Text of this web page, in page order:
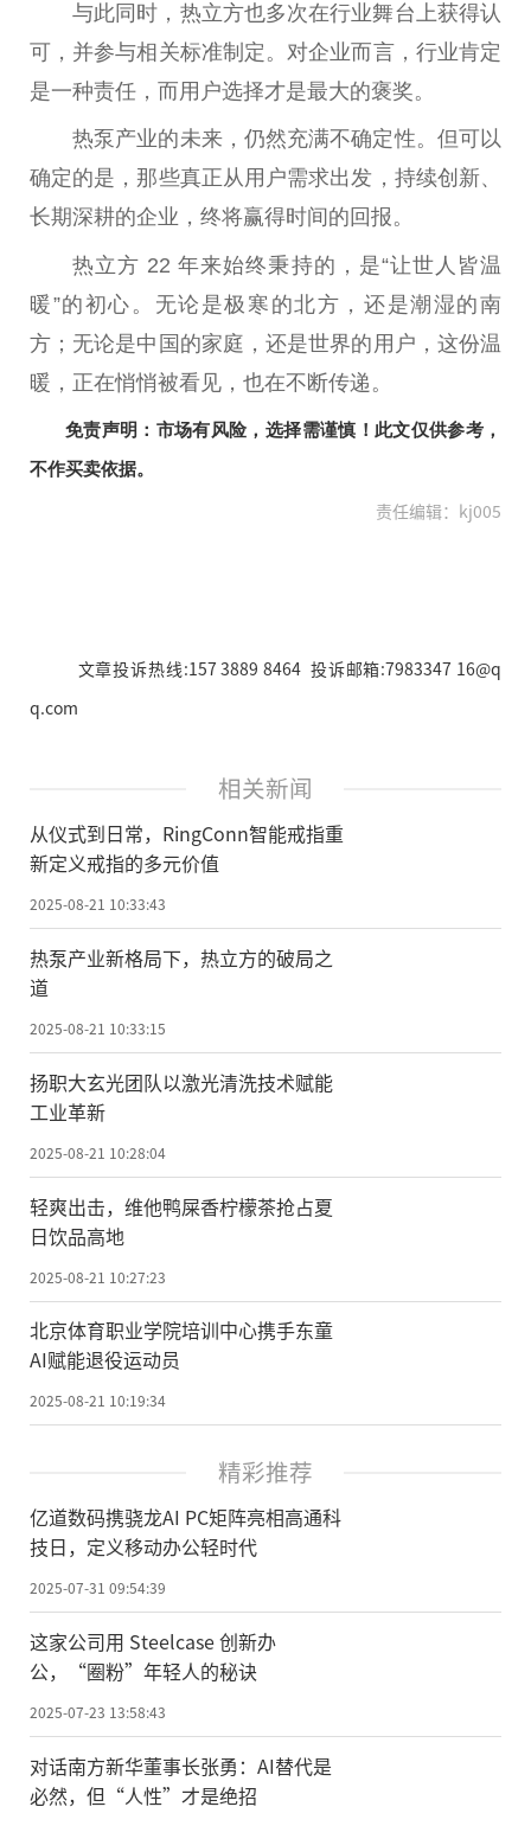
与此同时，热立方也多次在行业舞台上获得认
可，并参与相关标准制定。对企业而言，行业肯定
是一种责任，而用户选择才是最大的褒奖。
热泵产业的未来，仍然充满不确定性。但可以
确定的是，那些真正从用户需求出发，持续创新、
长期深耕的企业，终将赢得时间的回报。
热立方 22 年来始终秉持的，是“让世人皆温
暖”的初心 。无论是极寒的北方，还是潮湿的南
方；无论是中国 的家庭，还是世界的用户，这份温
暖，正在悄悄被看见，也在不断传递。
免责声明：市场有风险，选择需谨慎！此文仅供参考，
不作买卖依据。
责任编辑：kj005
文章投诉热线:157 3889 8464 投诉邮箱:7983347 16@q
q.com
相关新闻
从仪式到日常，RingConn智能戒指重
新定义戒指的多元价值
2025-08-21 10:33:43
热泵产业新格局下，热立方的破局之
道
2025-08-21 10:33:15
扬职大玄光团队以激光清洗技术赋能
工业革新
2025-08-21 10:28:04
轻爽出击，维他鸭屎香柠檬茶抢占夏
日饮品高地
2025-08-21 10:27:23
北京体育职业学院培训中心携手东童
AI赋能退役运动员
2025-08-21 10:19:34
精彩推荐
亿道数码携骁龙AI PC矩阵亮相高通科
技日，定义移动办公轻时代
2025-07-31 09:54:39
这家公司用 Steelcase 创新办
公，“圈粉”年轻人的秘诀
2025-07-23 13:58:43
对话南方新华董事长张勇：AI替代是
必然，但“人性”才是绝招